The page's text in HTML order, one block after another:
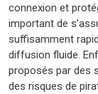
connexion et
important de
suffisamment
diffusion fluide.
proposés par des
des risques de